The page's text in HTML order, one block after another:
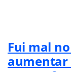
Fui mal
aumentar